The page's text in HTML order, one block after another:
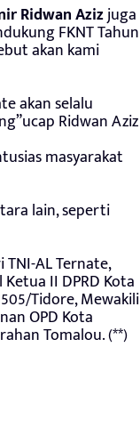
Ridwan Azizjuga
FKNT Tahun
akan kami
akan selalu
Ridwan Aziz
masyarakat
lain, seperti
AL Ternate,
II DPRD Kota
Tidore, Mewakili
OPD Kota
Tomalou. (**)